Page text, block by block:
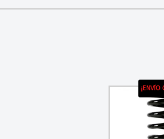
¡ENVÍO